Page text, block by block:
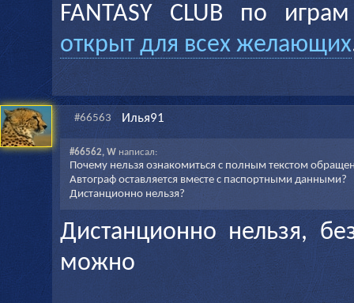
FANTASY CLUB по
открыт для всех желающих
#66563 Илья91
#66562, Wнаписал:
Почему нельзя ознакомиться с полным текстом
Автограф оставляется вместе с паспортными данными?
Дистанционно нельзя?
Дистанционно нельзя,
можно